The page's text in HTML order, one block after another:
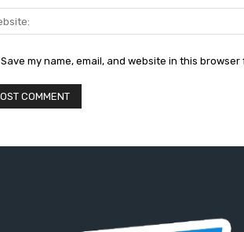
Save my name, email, and website in this